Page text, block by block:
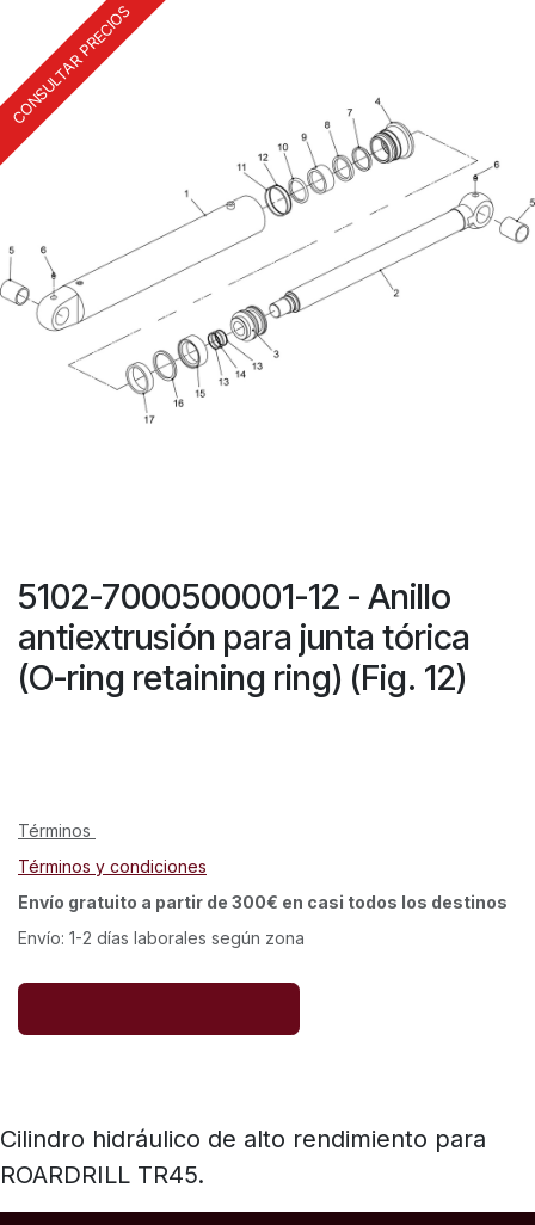
CONSULTAR PRECIOS
5102-7000500001-12 - Anillo
antiextrusión para junta tórica
(O-ring retaining ring) (Fig. 12)
Términos
Términos y condiciones
Envío gratuito a partir de 300€ en casi todos los destinos
Envío: 1-2 días laborales según zona
Cilindro hidráulico de alto rendimiento para
ROARDRILL TR45.